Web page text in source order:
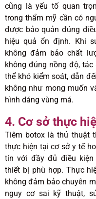
cũng là yếu tố quan
trong thẩm mỹ cần có
được bảo quản đúng
hiệu quả ổn định. Khi
không đảm bảo chất
không đúng nồng độ,
thể khó kiểm soát, dẫn
không như mong muốn
hình dáng vùng má.
4. Cơ sở thực
Tiêm botox là thủ thuật
thực hiện tại cơ sở y tế
tín với đầy đủ điều kiện
thiết bị phù hợp. Thực
không đảm bảo chuyên
nguy cơ sai kỹ thuật,